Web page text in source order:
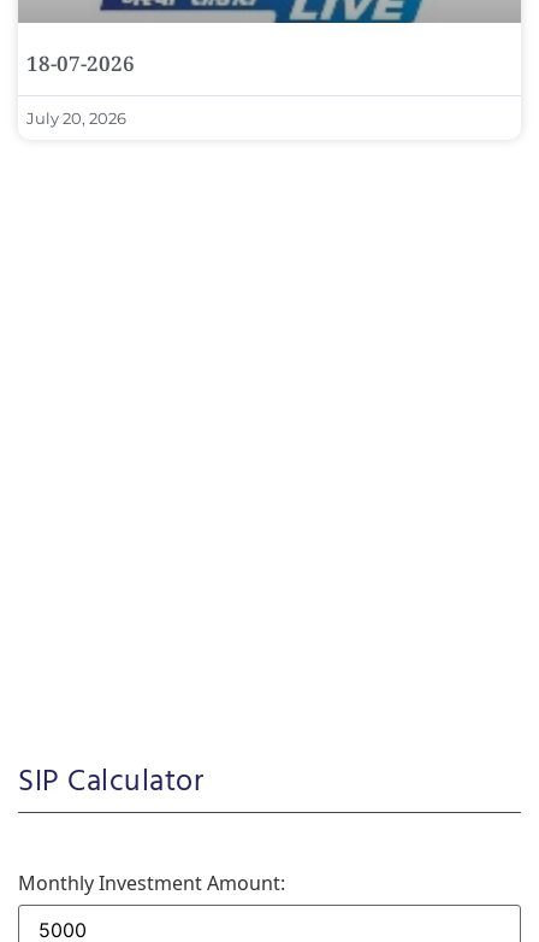
18-07-2026
July 20, 2026
SIP Calculator
Monthly Investment Amount: